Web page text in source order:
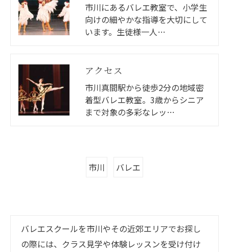
市川にあるバレエ教室で、小学生
向けの細やかな指導を大切にして
います。生徒様一人…
アクセス
市川真間駅から徒歩2分の地域密
着型バレエ教室。3歳からシニア
まで対象の多彩なレッ…
市川 バレエ
バレエスクールを市川やその近郊エリアでお探し
の際には、クラス見学や体験レッスンを受け付け